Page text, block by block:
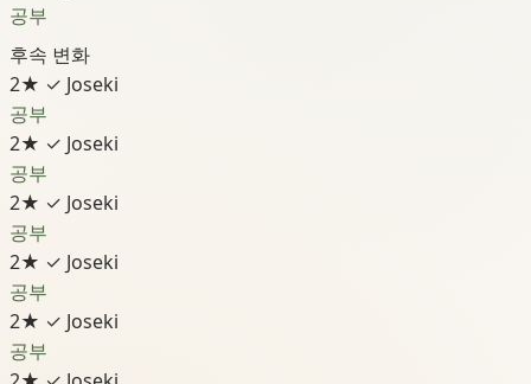
공부
후속 변화
2★ ✓ Joseki
공부
2★ ✓ Joseki
공부
2★ ✓ Joseki
공부
2★ ✓ Joseki
공부
2★ ✓ Joseki
공부